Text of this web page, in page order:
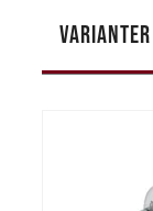
VARIANTER